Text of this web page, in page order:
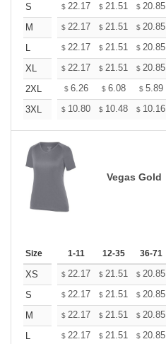
S
$ 22.17 $ 21.51 $ 20.85
M
$ 22.17 $ 21.51 $ 20.85
L
$ 22.17 $ 21.51 $ 20.85
XL
$ 22.17 $ 21.51 $ 20.85
2XL
$ 6.26 $ 6.08 $ 5.89
3XL
$ 10.80 $ 10.48 $ 10.16
Vegas Gold
Size 1-11 12-35 36-71
XS $ 22.17 $ 21.51 $ 20.85
S
$ 22.17 $ 21.51 $ 20.85
M
$ 22.17 $ 21.51 $ 20.85
L
$ 22.17 $ 21.51 $ 20.85